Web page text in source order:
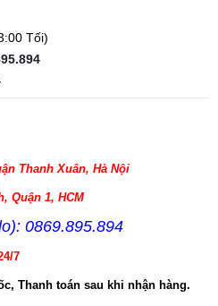
Tối)
Thanh Xuân, Hà Nội
Quận 1, HCM
0869.895.894
7
Thanh toán sau khi nhận hàng.